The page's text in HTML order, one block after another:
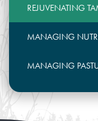
REJUVENATING
MANAGING
MANAGING